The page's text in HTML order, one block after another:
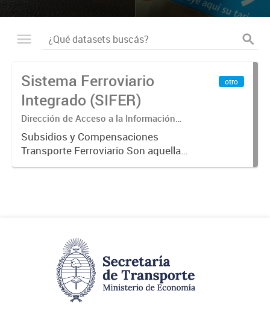
Sistema Ferroviario
Integrado (SIFER)
Dirección de Acceso a la Información
Pública y Transparencia
Subsidios y Compensaciones
Transporte Ferroviario Son aquellas
transferencias realizadas por la
otro